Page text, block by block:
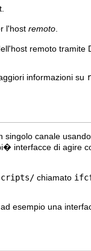
l'host remoto
remoto tramite
informazioni su
singolo canale
interfacce di agire
chiamato
esempio una